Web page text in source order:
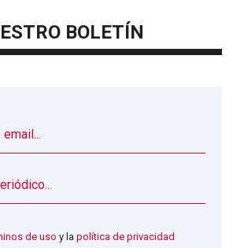
BOLETÍN
de uso y lapolítica de privacidad